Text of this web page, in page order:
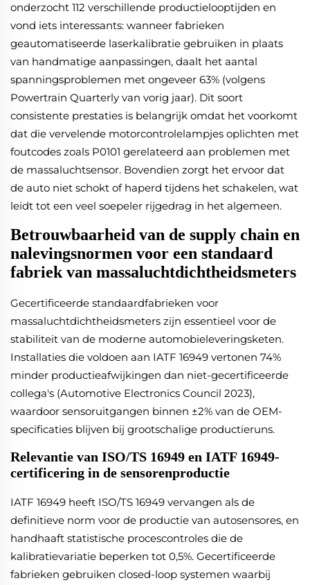
onderzocht 112 verschillende productielooptijden en
vond iets interessants: wanneer fabrieken
geautomatiseerde laserkalibratie gebruiken in plaats
van handmatige aanpassingen, daalt het aantal
spanningsproblemen met ongeveer 63% (volgens
Powertrain Quarterly van vorig jaar). Dit soort
consistente prestaties is belangrijk omdat het voorkomt
dat die vervelende motorcontrolelampjes oplichten met
foutcodes zoals P0101 gerelateerd aan problemen met
de massaluchtsensor. Bovendien zorgt het ervoor dat
de auto niet schokt of haperd tijdens het schakelen, wat
leidt tot een veel soepeler rijgedrag in het algemeen.
Betrouwbaarheid van de supply chain en
nalevingsnormen voor een standaard
fabriek van massaluchtdichtheidsmeters
Gecertificeerde standaardfabrieken voor
massaluchtdichtheidsmeters zijn essentieel voor de
stabiliteit van de moderne automobieleveringsketen.
Installaties die voldoen aan IATF 16949 vertonen 74%
minder productieafwijkingen dan niet-gecertificeerde
collega's (Automotive Electronics Council 2023),
waardoor sensoruitgangen binnen ±2% van de OEM-
specificaties blijven bij grootschalige productieruns.
Relevantie van ISO/TS 16949 en IATF 16949-
certificering in de sensorenproductie
IATF 16949 heeft ISO/TS 16949 vervangen als de
definitieve norm voor de productie van autosensores, en
handhaaft statistische procescontroles die de
kalibratievariatie beperken tot 0,5%. Gecertificeerde
fabrieken gebruiken closed-loop systemen waarbij